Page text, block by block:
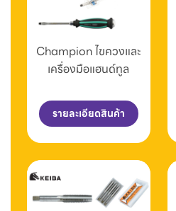
Champion ไขควงและ
เครื่องมือแฮนด์ทูล
รายละเอียดสินค้า